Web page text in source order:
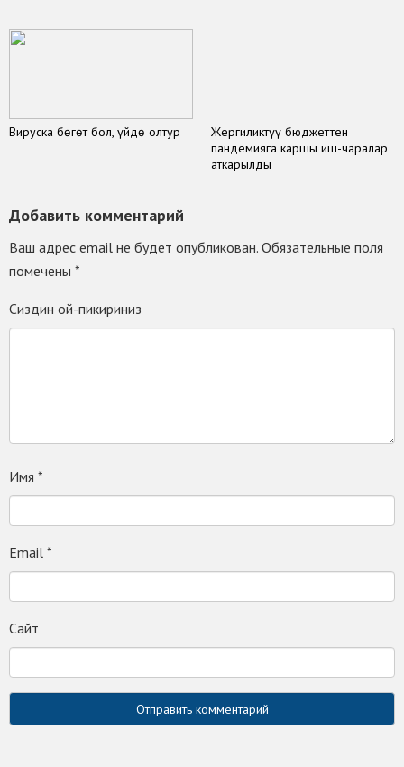
Вируска бөгөт бол, үйдө олтур
Жергиликтүү бюджеттен
пандемияга каршы иш-чаралар
аткарылды
Добавить комментарий
Ваш адрес email не будет опубликован. Обязательные поля
помечены *
Сиздин ой-пикириниз
Имя *
Email *
Сайт